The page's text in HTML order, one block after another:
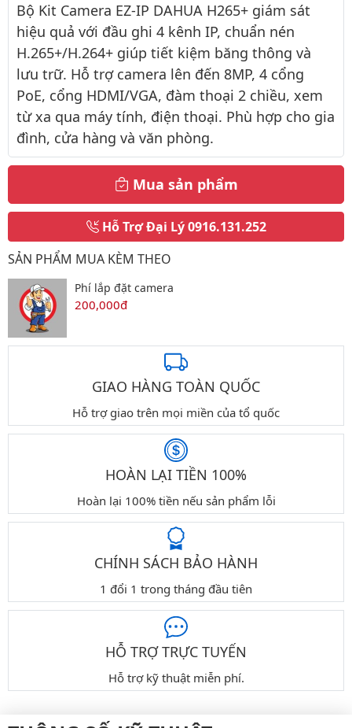
Bộ Kit Camera EZ-IP DAHUA H265+ giám sát
hiệu quả với đầu ghi 4 kênh IP, chuẩn nén
H.265+/H.264+ giúp tiết kiệm băng thông và
lưu trữ. Hỗ trợ camera lên đến 8MP, 4 cổng
PoE, cổng HDMI/VGA, đàm thoại 2 chiều, xem
từ xa qua máy tính, điện thoại. Phù hợp cho gia
đình, cửa hàng và văn phòng.
Mua sản phẩm
Hỗ Trợ Đại Lý0916.131.252
SẢN PHẨM MUA KÈM THEO
Phí lắp đặt camera
200,000đ
GIAO HÀNG TOÀN QUỐC
Hỗ trợ giao trên mọi miền của tổ quốc
HOÀN LẠI TIỀN 100%
Hoàn lại 100% tiền nếu sản phẩm lỗi
CHÍNH SÁCH BẢO HÀNH
1 đổi 1 trong tháng đầu tiên
HỖ TRỢ TRỰC TUYẾN
Hỗ trợ kỹ thuật miễn phí.